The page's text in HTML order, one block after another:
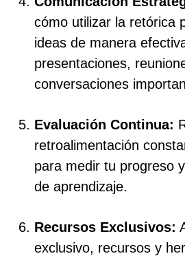
cómo utilizar la retórica
ideas de manera
presentaciones,
conversaciones
Evaluación Continua:
retroalimentación
para medir tu progreso
de aprendizaje.
Recursos Exclusivos:
exclusivo, recursos y